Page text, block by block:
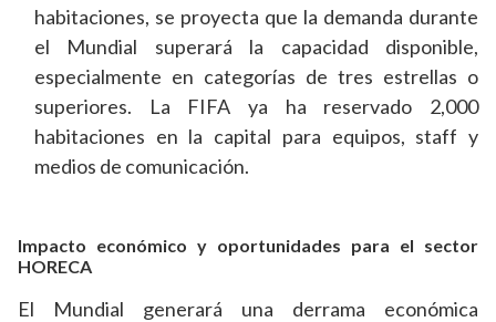
habitaciones, se proyecta que la demanda durante
el Mundial superará la capacidad disponible,
especialmente en categorías de tres estrellas o
superiores. La FIFA ya ha reservado 2,000
habitaciones en la capital para equipos, staff y
medios de comunicación.
Impacto económico y oportunidades para el sector
HORECA
El Mundial generará una derrama económica